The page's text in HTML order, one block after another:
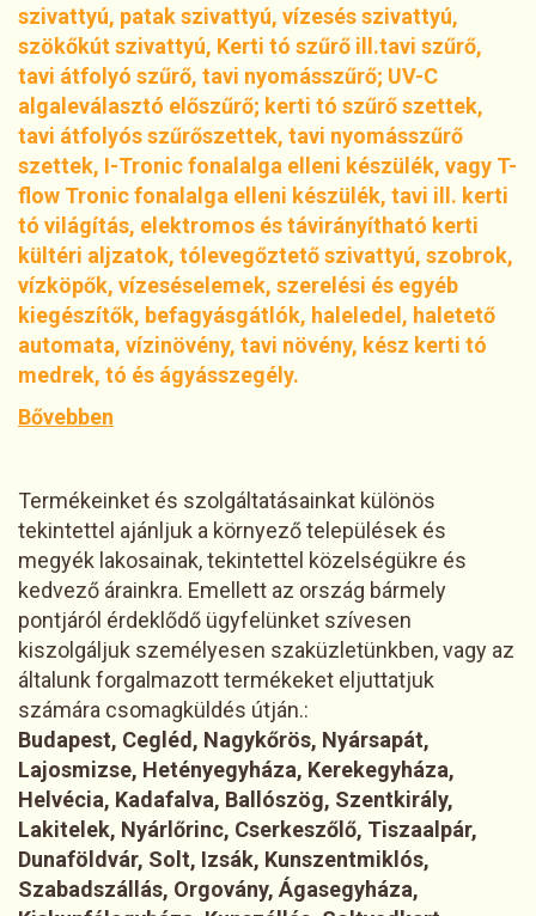
szivattyú, patak szivattyú, vízesés szivattyú,
szökőkút szivattyú, Kerti tó szűrő ill.tavi szűrő,
tavi átfolyó szűrő, tavi nyomásszűrő; UV-C
algaleválasztó előszűrő; kerti tó szűrő szettek,
tavi átfolyós szűrőszettek, tavi nyomásszűrő
szettek, I-Tronic fonalalga elleni készülék, vagy T-
flow Tronic fonalalga elleni készülék, tavi ill. kerti
tó világítás, elektromos és távirányítható kerti
kültéri aljzatok, tólevegőztető szivattyú, szobrok,
vízköpők, vízeséselemek, szerelési és egyéb
kiegészítők, befagyásgátlók, haleledel, haletető
automata, vízinövény, tavi növény, kész kerti tó
medrek, tó és ágyásszegély.
Bővebben
Termékeinket és szolgáltatásainkat különös
tekintettel ajánljuk a környező települések és
megyék lakosainak, tekintettel közelségükre és
kedvező árainkra. Emellett az ország bármely
pontjáról érdeklődő ügyfelünket szívesen
kiszolgáljuk személyesen szaküzletünkben, vagy az
általunk forgalmazott termékeket eljuttatjuk
számára csomagküldés útján.:
Budapest, Cegléd, Nagykőrös, Nyársapát,
Lajosmizse, Hetényegyháza, Kerekegyháza,
Helvécia, Kadafalva, Ballószög, Szentkirály,
Lakitelek, Nyárlőrinc, Cserkeszőlő, Tiszaalpár,
Dunaföldvár, Solt, Izsák, Kunszentmiklós,
Szabadszállás, Orgovány, Ágasegyháza,